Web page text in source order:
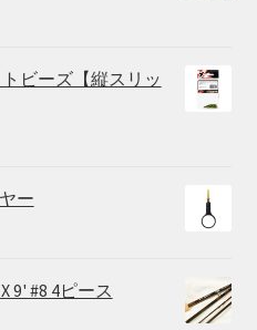
ビーズ【縦スリッ
ー
9' #8 4ピース